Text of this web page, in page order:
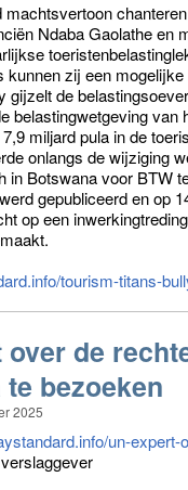
machtsvertoon
Ndaba Gaolathe en
kunnen zij een
gijzelt de
belastingwetgeving
miljard pula in de
onlangs de wijziging
in Botswana voor BTW
gepubliceerd en op
op een
tourism-titans-
over de
bezoeken
2025
un-